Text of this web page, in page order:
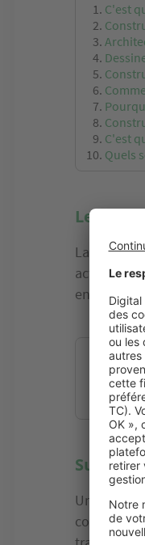
C'est
C'est
Quels
Les
La
acteurs
encore du
La
Quels
Quel
Le
Suivre
Une fois